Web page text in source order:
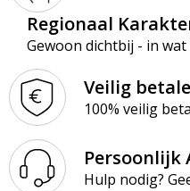
Regionaal
Gewoon dichtbij - in
Veilig
100% veilig
Persoonlijk
Hulp nodig?